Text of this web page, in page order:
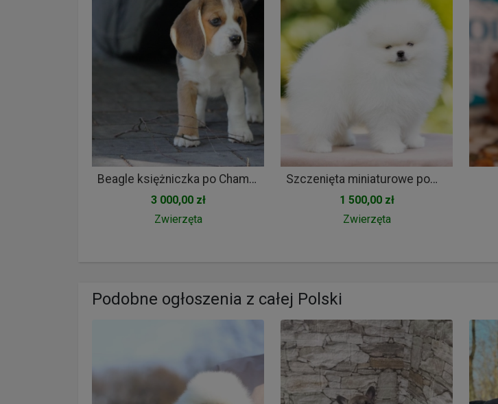
Beagle księżniczka po Championie ZKwP (FCI)
3 000,00 zł
Zwierzęta
Szczenięta miniaturowe pomeranian
1 500,00 zł
Zwierzęta
Podobne ogłoszenia z całej Polski